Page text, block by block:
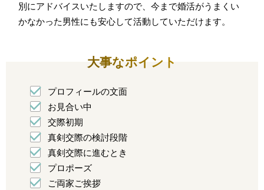
別にアドバイスいたしますので、今まで婚活がうまくい
かなかった男性にも安心して活動していただけます。
大事なポイント
プロフィールの文面
お見合い中
交際初期
真剣交際の検討段階
真剣交際に進むとき
プロポーズ
ご両家ご挨拶